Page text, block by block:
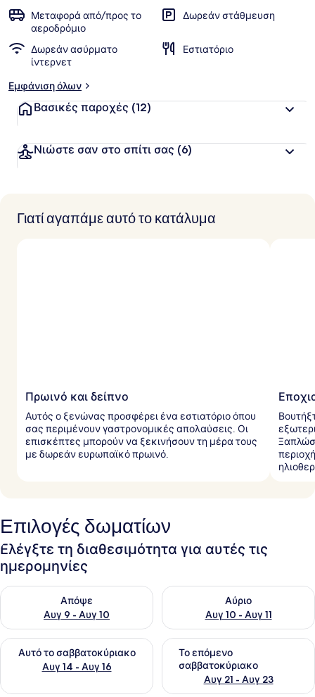
θ
ο
α
Μεταφορά από/προς το
αεροδρόμιο
Δωρεάν στάθμευση
Δωρεάν ασύρματο
ίντερνετ
Εστιατόριο
Εμφάνιση όλων
Βασικές παροχές (12)
Νιώστε σαν στο σπίτι σας (6)
Γιατί αγαπάμε αυτό το κατάλυμα
Πρωινό και δείπνο
Αυτός ο ξενώνας προσφέρει ένα εστιατόριο όπου
σας περιμένουν γαστρονομικές απολαύσεις. Οι
επισκέπτες μπορούν να ξεκινήσουν τη μέρα τους
με δωρεάν ευρωπαϊκό πρωινό.
Επιλογές δωματίων
Ελέγξτε τη διαθεσιμότητα για αυτές τις
ημερομηνίες
Απόψε
Αυγ 9 - Αυγ 10
Έλεγχος διαθεσιμότητας για απόψε Αυγ 9 - Αυγ 10
Αύριο
Αυγ 10 - Αυγ 11
Έλεγχος διαθεσιμότητας
Αυτό το σαββατοκύριακο
Αυγ 14 - Αυγ 16
Έλεγχος διαθεσιμότητας για αυτό το σαββατοκύριακο Αυγ
Το επόμενο
σαββατοκύριακο
Αυγ 21 - Αυγ 23
Έλεγχος διαθεσιμότητας